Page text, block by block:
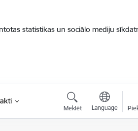
statistikas un sociālo mediju
Meklēt Language